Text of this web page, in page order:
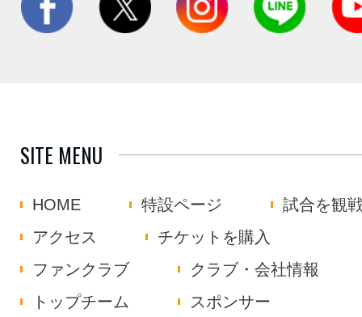
SITE MENU
HOME 特設ページ
試合を観
アクセス
チケットを購入
ファンクラブ
クラブ・会社情報
トップチーム
スポンサー